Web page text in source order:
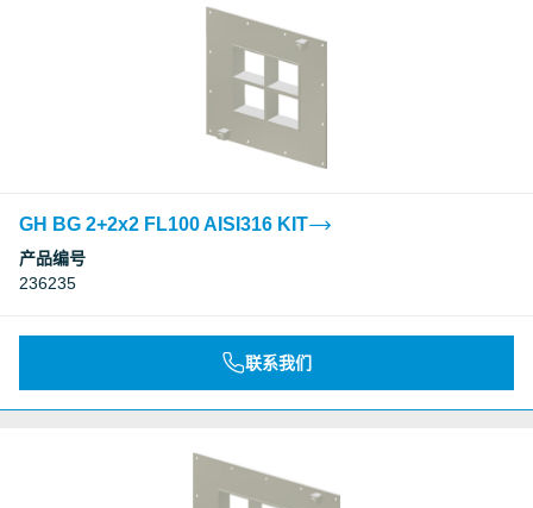
GH BG 2+2x2 FL100 AISI316 KIT
产品编号
236235
联系我们